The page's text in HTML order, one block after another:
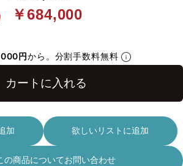
￥684,000
円から。分割手数料無料
カートに入れる
加 欲しいリストに追加
の商品についてお問い合わせ